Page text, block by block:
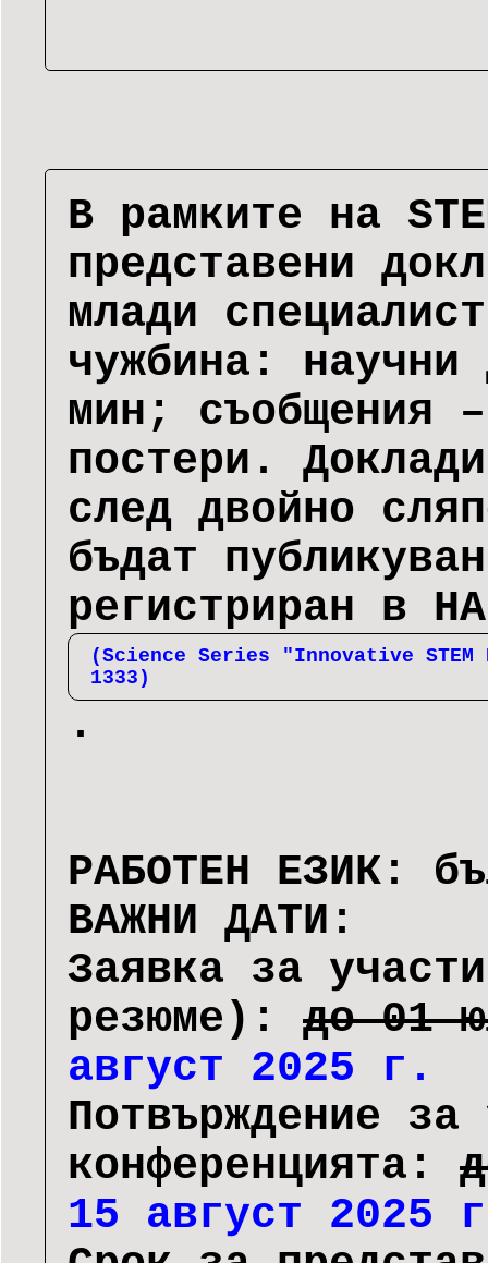
В рамките на
представени
млади
чужбина:
мин; съобщения
постери.
след двойно
бъдат
регистриран в
(Science Series "Innovative
1333)
.
РАБОТЕН ЕЗИК:
ВАЖНИ ДАТИ:
Заявка за
резюме): до 01
август 2025 г.
Потвърждение за
конференцията:
15 август 2025